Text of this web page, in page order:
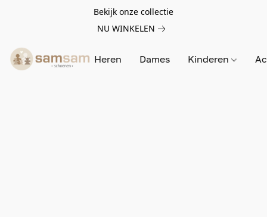
Bekijk onze collectie
NU WINKELEN
Heren Dames Kinderen